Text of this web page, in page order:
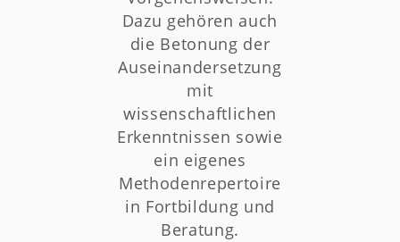
Dazu gehören auch
die Betonung der
Auseinandersetzung
mit
wissenschaftlichen
Erkenntnissen sowie
ein eigenes
Methodenrepertoire
in Fortbildung und
Beratung.